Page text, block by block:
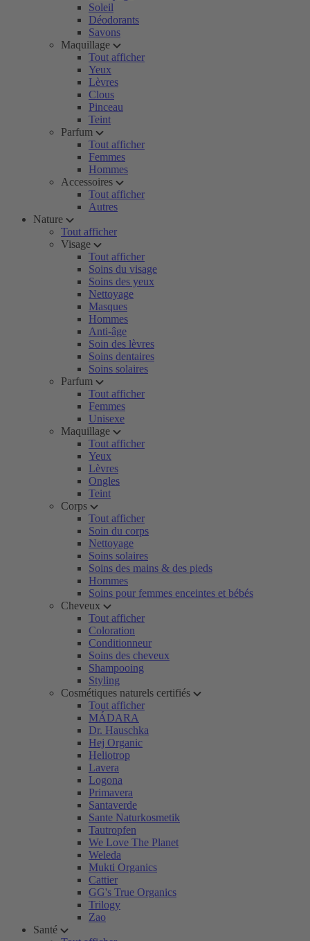
Soleil
Déodorants
Savons
Maquillage
Tout afficher
Yeux
Lèvres
Clous
Pinceau
Teint
Parfum
Tout afficher
Femmes
Hommes
Accessoires
Tout afficher
Autres
Nature
Tout afficher
Visage
Tout afficher
Soins du visage
Soins des yeux
Nettoyage
Masques
Hommes
Anti-âge
Soin des lèvres
Soins dentaires
Soins solaires
Parfum
Tout afficher
Femmes
Unisexe
Maquillage
Tout afficher
Yeux
Lèvres
Ongles
Teint
Corps
Tout afficher
Soin du corps
Nettoyage
Soins solaires
Soins des mains & des pieds
Hommes
Soins pour femmes enceintes et bébés
Cheveux
Tout afficher
Coloration
Conditionneur
Soins des cheveux
Shampooing
Styling
Cosmétiques naturels certifiés
Tout afficher
MÁDARA
Dr. Hauschka
Hej Organic
Heliotrop
Lavera
Logona
Primavera
Santaverde
Sante Naturkosmetik
Tautropfen
We Love The Planet
Weleda
Mukti Organics
Cattier
GG's True Organics
Trilogy
Zao
Santé